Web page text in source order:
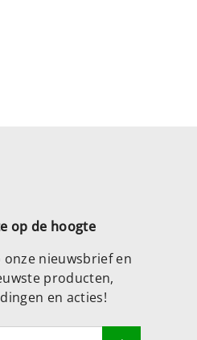
op de hoogte
onze nieuwsbrief en
producten,
en acties!